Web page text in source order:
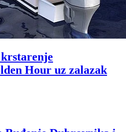
Hour uz zalazak